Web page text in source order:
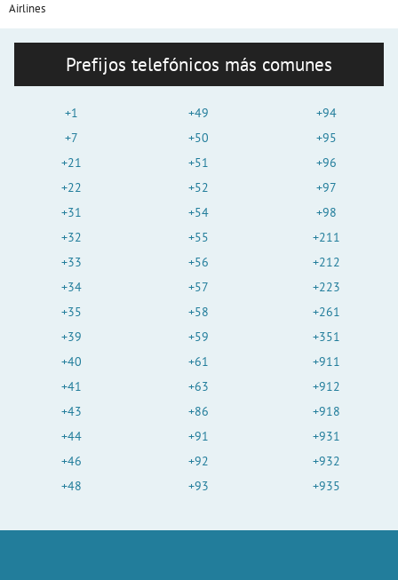
Airlines
Prefijos telefónicos más comunes
+1
+7
+21
+22
+31
+32
+33
+34
+35
+39
+40
+41
+43
+44
+46
+48
+49
+50
+51
+52
+54
+55
+56
+57
+58
+59
+61
+63
+86
+91
+92
+93
+94
+95
+96
+97
+98
+211
+212
+223
+261
+351
+911
+912
+918
+931
+932
+935